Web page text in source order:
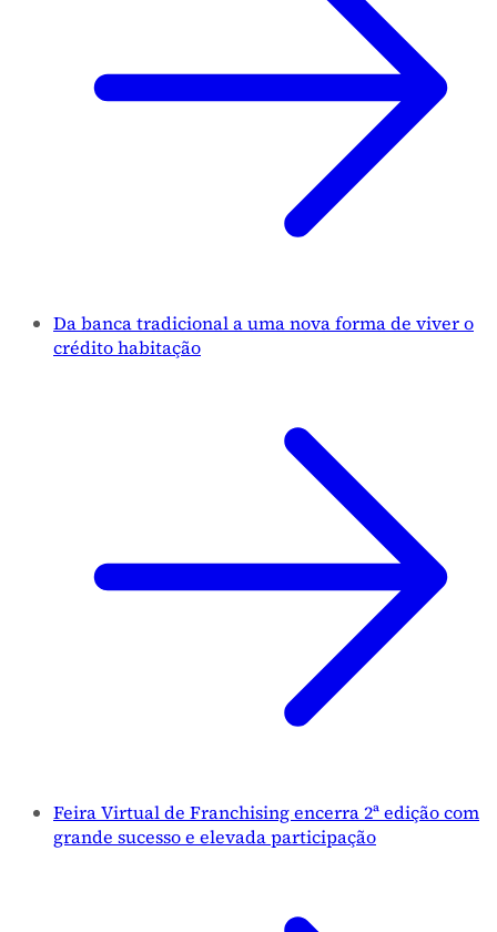
Da banca tradicional a uma nova forma de viver o
crédito habitação
Feira Virtual de Franchising encerra 2ª edição com
grande sucesso e elevada participação